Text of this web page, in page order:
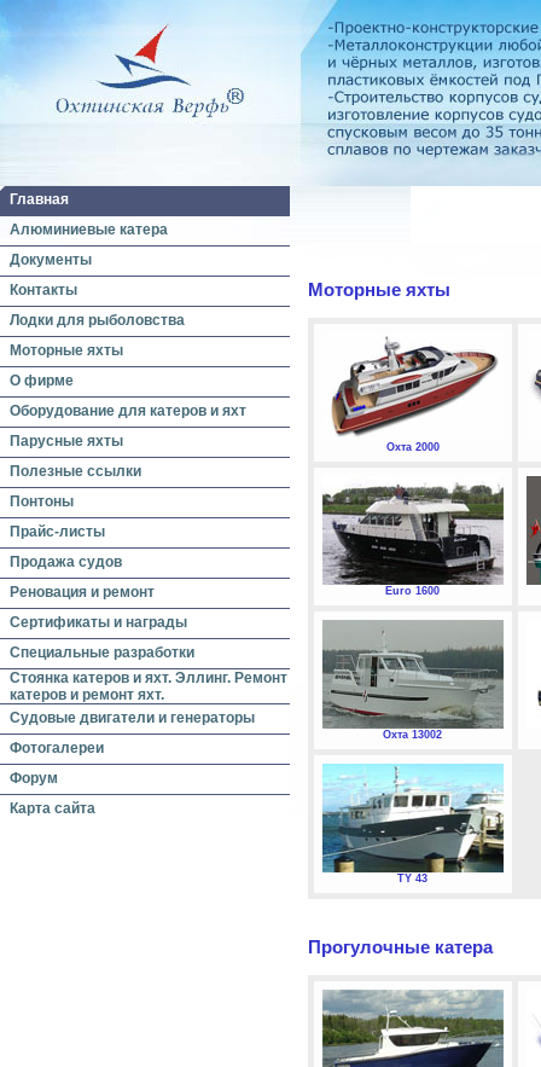
Главная
Алюминиевые катера
Документы
Контакты
Лодки для рыболовства
Моторные яхты
О фирме
Оборудование для катеров и яхт
Парусные яхты
Полезные ссылки
Понтоны
Прайс-листы
Продажа судов
Реновация и ремонт
Сертификаты и награды
Специальные разработки
Стоянка катеров и яхт. Эллинг. Ремонт
катеров и ремонт яхт.
Судовые двигатели и генераторы
Фотогалереи
Форум
Карта сайта
Моторные яхты
Охта 2000
Euro 1600
Охта 13002
TY 43
Прогулочные катера